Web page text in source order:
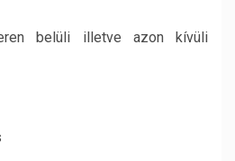
belüli illetve azon kívüli